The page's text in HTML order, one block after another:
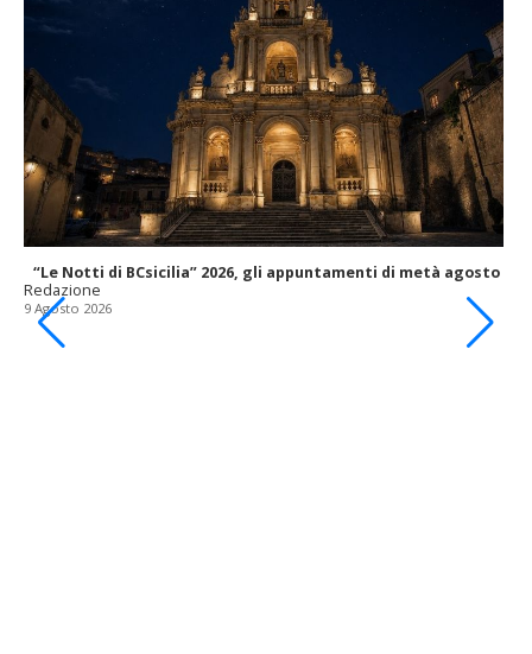
“Le Notti di BCsicilia” 2026, gli appuntamenti di metà agosto
Redazione
9 Agosto 2026